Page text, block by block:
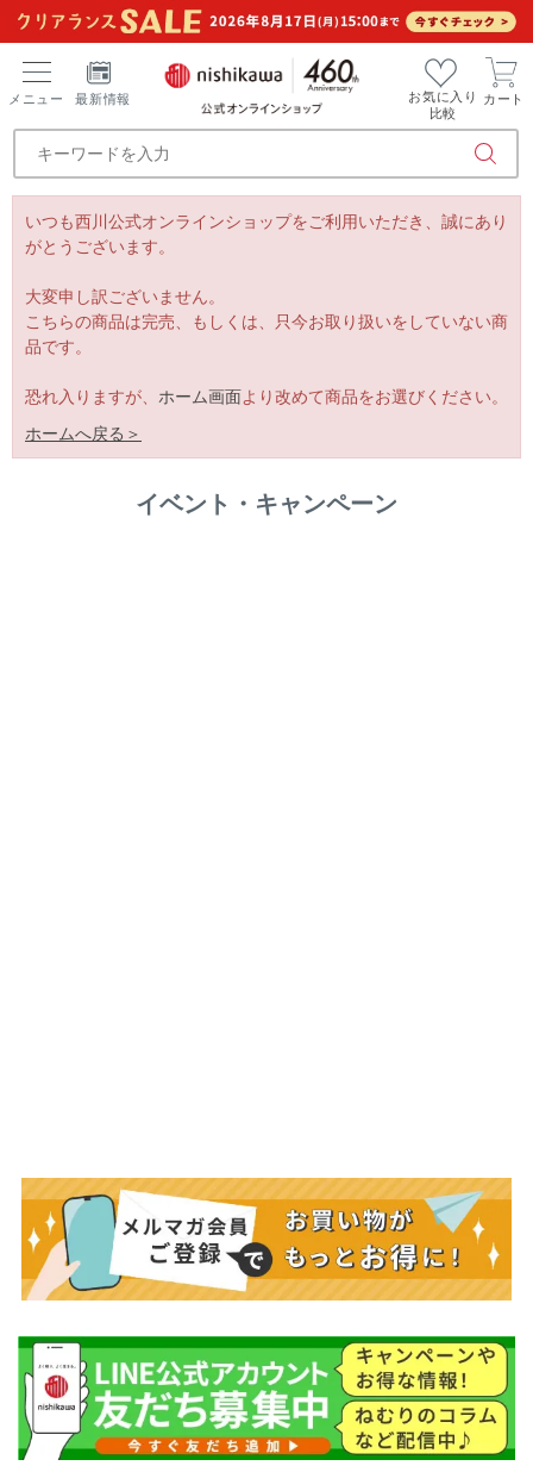
メニュー 最新情報
お気に入り
比較
カート
いつも西川公式オンラインショップをご利用いただき、誠にあり
がとうございます。
大変申し訳ございません。
こちらの商品は完売、もしくは、只今お取り扱いをしていない商
品です。
恐れ入りますが、 ホーム画面より改めて商品をお選びください。
ホームへ戻る＞
イベント・キャンペーン